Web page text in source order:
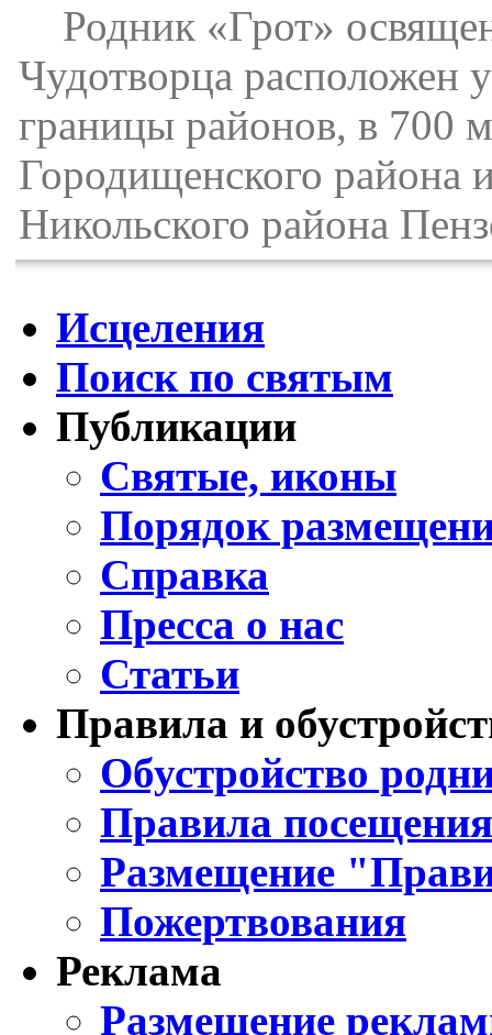
Родник «Грот»
Чудотворца расположен
границы районов, в 700
Городищенского района
Никольского района
Исцеления
Поиск по святым
Публикации
Святые, иконы
Порядок
Справка
Пресса о нас
Статьи
Правила и
Обустройство
Правила
Размещение
Пожертвования
Реклама
Размещение